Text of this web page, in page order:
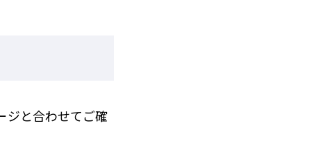
ジと合わせてご確